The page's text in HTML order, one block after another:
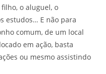
o aluguel, o
estudos… E não para
comum, de um local
em ação, basta
ou mesmo assistindo